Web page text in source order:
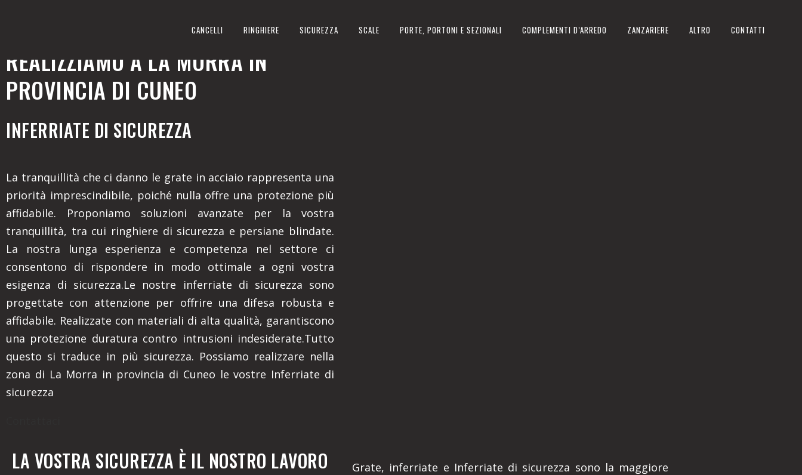
CANCELLI RINGHIERE SICUREZZA SCALE PORTE, PORTONI E SEZIONALI COMPLEMENTI D’ARREDO ZANZARIERE ALTRO CONTATTI
INFERRIATE DI SICUREZZA
REALIZZIAMO A LA MORRA IN
PROVINCIA DI CUNEO
INFERRIATE DI SICUREZZA
La tranquillità che ci danno le grate in acciaio rappresenta una
priorità imprescindibile, poiché nulla offre una protezione più
affidabile. Proponiamo soluzioni avanzate per la vostra
tranquillità, tra cui ringhiere di sicurezza e persiane blindate.
La nostra lunga esperienza e competenza nel settore ci
consentono di rispondere in modo ottimale a ogni vostra
esigenza di sicurezza.Le nostre inferriate di sicurezza sono
progettate con attenzione per offrire una difesa robusta e
affidabile. Realizzate con materiali di alta qualità, garantiscono
una protezione duratura contro intrusioni indesiderate.Tutto
questo si traduce in più sicurezza. Possiamo realizzare nella
zona di La Morra in provincia di Cuneo le vostre Inferriate di
sicurezza
LA VOSTRA SICUREZZA È IL NOSTRO LAVORO
Grate, inferriate e Inferriate di sicurezza sono la maggiore